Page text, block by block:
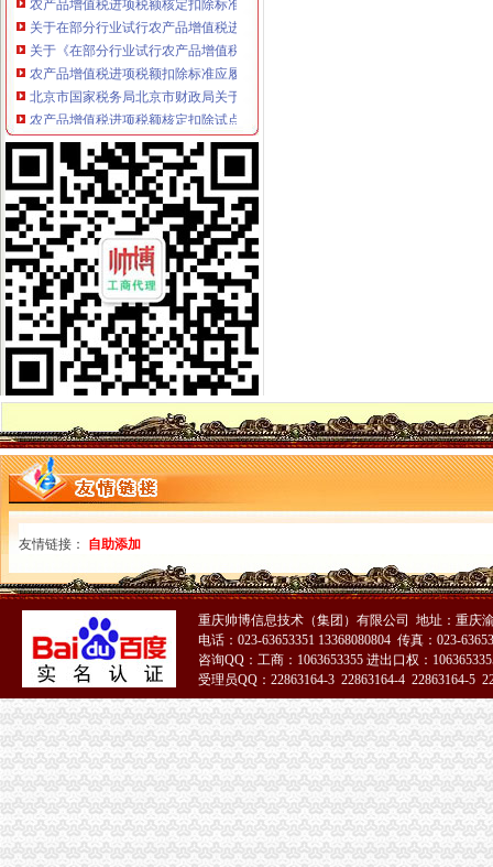
关于在部分行业试行农产品增值税进项税额核定扣除办法有关问题的公
关于《在部分行业试行农产品增值税进项税额核定扣除办法有关问题的
农产品增值税进项税额扣除标准应履行核定程序_向前冲的税收学习园
北京市国家税务局北京市财政局关于试行农产品增值税进项税额核定扣
农产品增值税进项税额核定扣除试点实施办法_互动百科
浙江省平县国家税务局关于平县增值税一般纳税人征收类别核定办
深圳市国家税务局关于公布部分行业农产品增值税进项税额核定扣除标
农产品增值税进项税额核定扣除试点实施办法_互动百科
东营市国家税务局关于调整部分增值税防伪税控系统高开票限额核定
关于在部分行业试行农产品增值税进项税额核定扣除办法的通知-搜狐
部分行业试行农产品增值税进项税额核定扣除办法-财经频道-金融界
[转载]农产品增值税进项税额扣除标准应履行核定程序_海上日出star_
广西壮族自区国家税务局关于在羽绒加工行业试行农产品增值税进项
土地增值税核定征收的要求-法律快车税法
陕西国税解读农产品增值税进项税核定扣除办法-税务频道-和讯网
税额核定制度较为广泛地应用于增值税、营业税、所得税的征收.（）-
海南省地方税务局关于调整房地产开发项目土地增值税核定征收办法的
《海南省地方税务局关于调整房地产开发项目土地增值税核定征收办法
北京市地方税务局关于土地增值税核定扣除项目金额标准有关问题的通
宁夏回族自区土地增值税核定征收管理办法（试行）-宁夏回族自
农产品增值税进项税额核定扣除办法有关问题_志趣网
关于产品增值税进项税额核定扣除办法的公告_志趣网
河北省国家税务局-信息公开-农产品增值税进项税额核定扣除标准
广西出台缫丝加工行业增值税核定扣除新政策-商品动态-生意社
国家税务总局关于在部分行业试行农产品增值税进项税额核定扣除办法
对《关于调整房地产开发项目土地增值税核定征收办法的公告》有关问
关于在部分行业试行农产品增值税进项税额核定扣除办法有关问题的公告
山东关于下达部分企业农产品增值税进项税额核定扣除标准的公告_地
昌平区地税局转发北京市地方税务局关于商品住宅土地增值税核定扣除
增值税核定标准
上海市国税局关于下发本市部分试行农产品增值税进项税额核定扣除试
下列说法符合增值税发票核定服务的基本规范的有（）。_资料网
增值税进项税额扣除标准核定（依申请）
财政部国家税务总局关于在部分行业试行农产品增值税进项税额核定扣
财政部国家税务总局关于在部分行业试行农产品增值税进项税额核定
关于调整农产品增值税进项税额核定扣除标准的通知
增值税发票核定调整-安康市人民
友情链接： 自助添加
重庆帅博信息技术（集团）有限公司 地址：重庆
电话：023-63653351 13368080804 传真：023-
咨询QQ：工商：1063653355 进出口权：
受理员QQ：22863164-3 22863164-4 22863164-5